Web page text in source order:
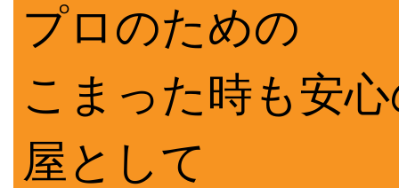
プロのための
こまった時も安
屋として